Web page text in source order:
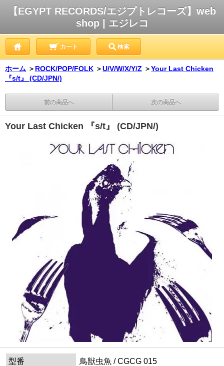
【EGYPT RECORDS/エジプトレコーズ】web
shop | エジレコ
カート 検索
ホーム ＞ ROCK/POP/FOLK ＞U/V/W/X/Y/Z ＞Your Last Chicken
『s/t』 (CD/JPN/)
前の商品へ 次の商品へ
Your Last Chicken 『s/t』 (CD/JPN/)
型番
鳥獣虫魚 / CGCG 015